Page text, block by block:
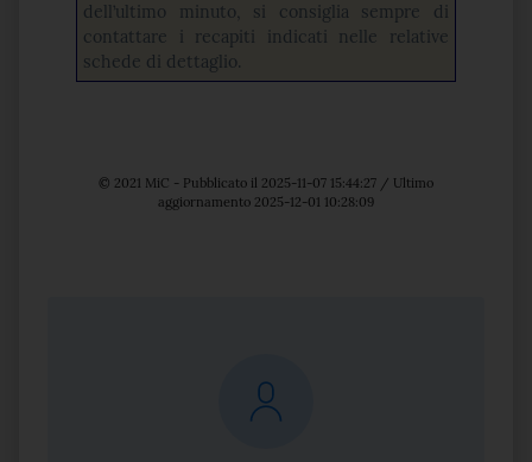
dell’ultimo minuto, si consiglia sempre di
contattare i recapiti indicati nelle relative
schede di dettaglio.
© 2021 MiC - Pubblicato il 2025-11-07 15:44:27 / Ultimo
aggiornamento 2025-12-01 10:28:09